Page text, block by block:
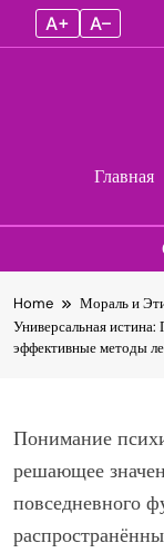
A+ A–
Главная
to
content
Home
Мораль и
Универсальная
эффективные методы
Понимание
решающее
повседневного